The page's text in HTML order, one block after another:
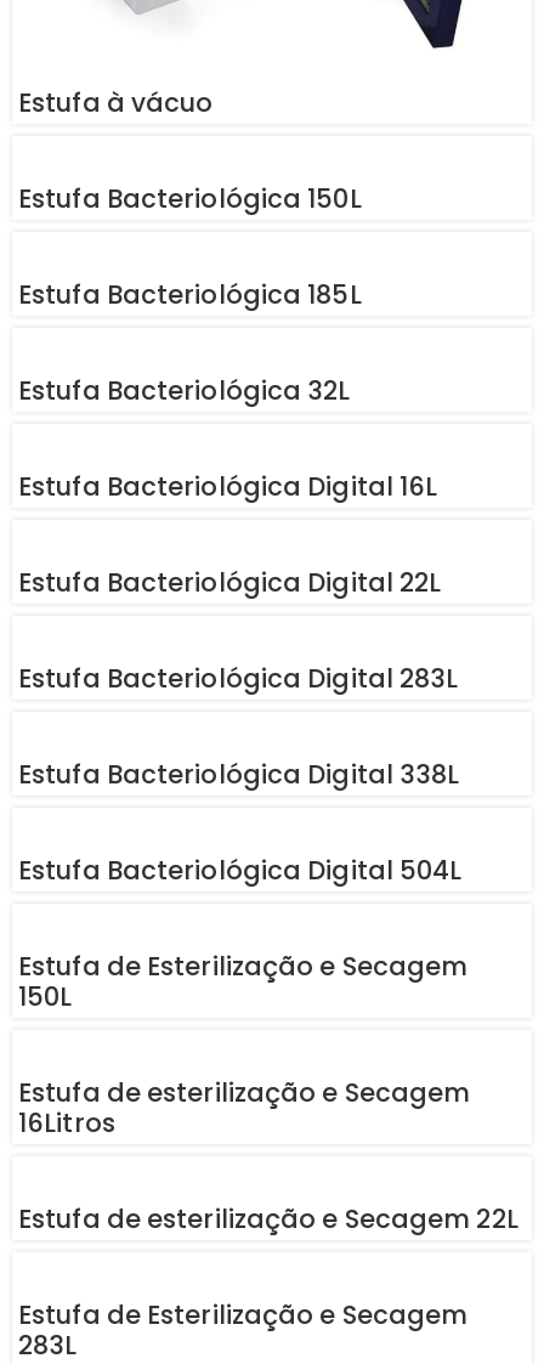
Estufa à vácuo
Estufa Bacteriológica 150L
Estufa Bacteriológica 185L
Estufa Bacteriológica 32L
Estufa Bacteriológica Digital 16L
Estufa Bacteriológica Digital 22L
Estufa Bacteriológica Digital 283L
Estufa Bacteriológica Digital 338L
Estufa Bacteriológica Digital 504L
Estufa de Esterilização e Secagem
150L
Estufa de esterilização e Secagem
16Litros
Estufa de esterilização e Secagem 22L
Estufa de Esterilização e Secagem
283L